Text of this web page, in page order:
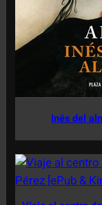
Inés del